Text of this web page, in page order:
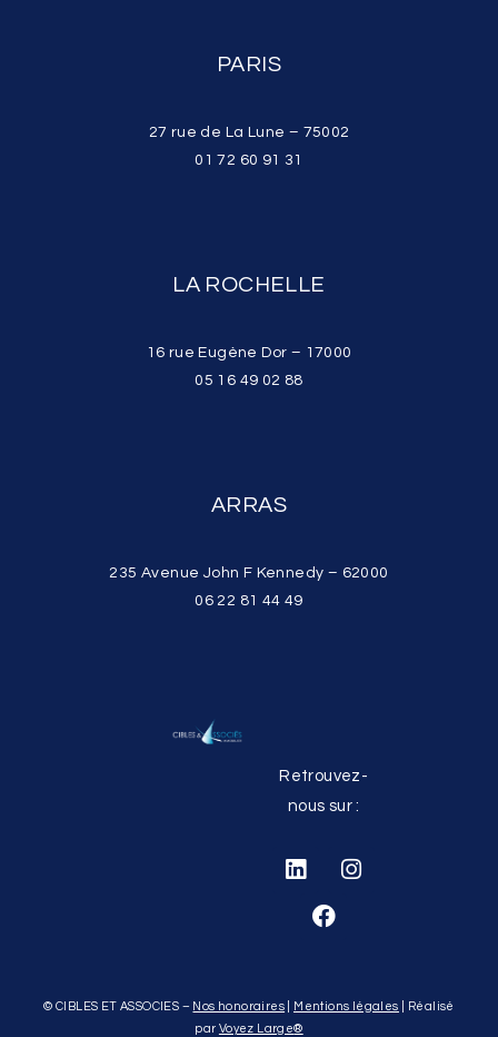
PARIS
27 rue de La Lune – 75002
01 72 60 91 31
LA ROCHELLE
16 rue Eugène Dor – 17000
05 16 49 02 88
ARRAS
235 Avenue John F Kennedy – 62000
06 22 81 44 49
Retrouvez-
nous sur :
© CIBLES ET ASSOCIES – Nos honoraires Mentions légales | Réalisé
par Voyez Large®